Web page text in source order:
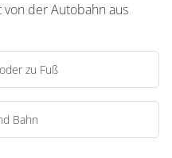
der Autobahn aus
zu Fuß
Bahn